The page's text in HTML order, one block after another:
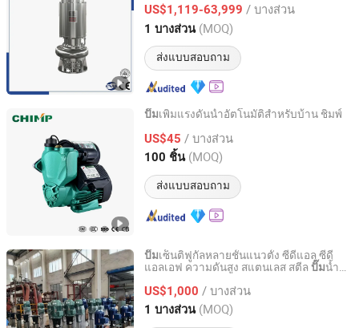
US$1,119-63,999 / บางส่วน
1 บางส่วน (MOQ)
ส่งแบบสอบถาม
Shandong, China อัตราจาก 2019
ปั๊มเพิ่มแรงดันน้ำอัตโนมัติสำหรับบ้าน ชิมพ์
US$45 / บางส่วน
100 ชิ้น (MOQ)
ส่งแบบสอบถาม
Zhejiang Qiantao Pumps Co., Ltd.
Zhejiang, China อัตราจาก 2016
ปั๊มเซ็นติฟูกัลหลายชั้นแนวตั้ง ซีดีแอล ซีดี
แอลเอฟ ความดันสูง สแตนเลส สตีล ปั๊มน้ำ
US$1,000 / บางส่วน
1 บางส่วน (MOQ)
Jiangsu South Pump Group Co., Ltd.
Jiangsu, China อัตราจาก 2025